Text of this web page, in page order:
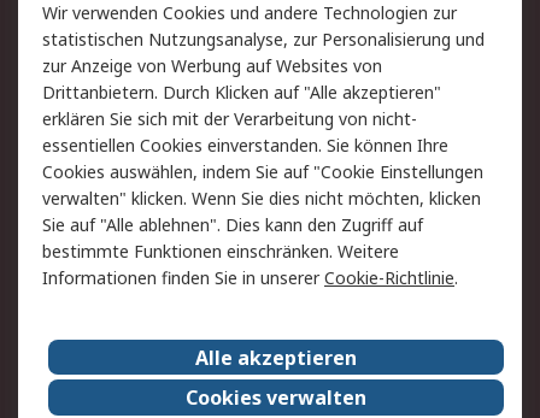
Rücksendung/Entsorgung Kontakt
Hilfe
Rechtliches
RS Verkaufs- und
Lieferbedingungen
Datenschutz
Cookie-Richtlinie
Zahlungsbedingungen
Impressum
Webseite Konditionen
RS weltweit
Karriere bei RS
Nachhaltigkeit
Wir verwenden Cookies und andere Technologien zur
statistischen Nutzungsanalyse, zur Personalisierung und
zur Anzeige von Werbung auf Websites von
Drittanbietern. Durch Klicken auf "Alle akzeptieren"
erklären Sie sich mit der Verarbeitung von nicht-
essentiellen Cookies einverstanden. Sie können Ihre
Cookies auswählen, indem Sie auf "Cookie Einstellungen
verwalten" klicken. Wenn Sie dies nicht möchten, klicken
Sie auf "Alle ablehnen". Dies kann den Zugriff auf
bestimmte Funktionen einschränken. Weitere
Informationen finden Sie in unsererCookie-Richtlinie.
Alle akzeptieren
Cookies verwalten